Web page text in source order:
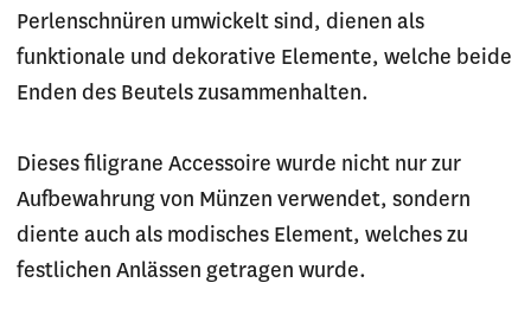
Perlenschnüren umwickelt sind, dienen als
funktionale und dekorative Elemente, welche beide
Enden des Beutels zusammenhalten.
Dieses filigrane Accessoire wurde nicht nur zur
Aufbewahrung von Münzen verwendet, sondern
diente auch als modisches Element, welches zu
festlichen Anlässen getragen wurde.